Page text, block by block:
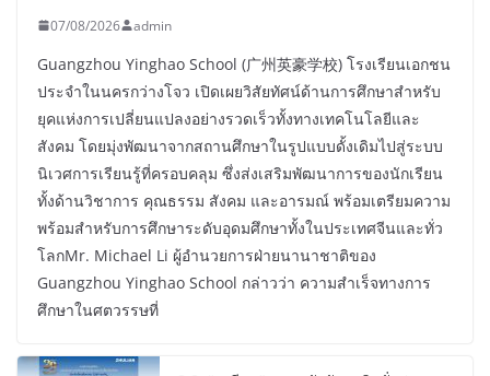
07/08/2026 admin
Guangzhou Yinghao School (广州英豪学校) โรงเรียนเอกชน
ประจำในนครกว่างโจว เปิดเผยวิสัยทัศน์ด้านการศึกษาสำหรับ
ยุคแห่งการเปลี่ยนแปลงอย่างรวดเร็วทั้งทางเทคโนโลยีและ
สังคม โดยมุ่งพัฒนาจากสถานศึกษาในรูปแบบดั้งเดิมไปสู่ระบบ
นิเวศการเรียนรู้ที่ครอบคลุม ซึ่งส่งเสริมพัฒนาการของนักเรียน
ทั้งด้านวิชาการ คุณธรรม สังคม และอารมณ์ พร้อมเตรียมความ
พร้อมสำหรับการศึกษาระดับอุดมศึกษาทั้งในประเทศจีนและทั่ว
โลกMr. Michael Li ผู้อำนวยการฝ่ายนานาชาติของ
Guangzhou Yinghao School กล่าวว่า ความสำเร็จทางการ
ศึกษาในศตวรรษที่